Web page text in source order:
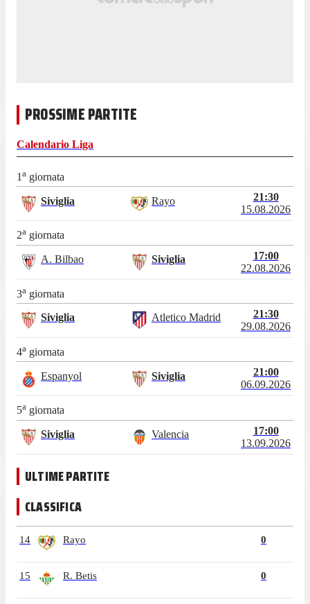
PROSSIME PARTITE
Calendario Liga
1 a giornata
Siviglia Rayo
21:30
15.08.2026
2a giornata
A. Bilbao Siviglia
17:00
22.08.2026
3a giornata
Siviglia Atletico Madrid
21:30
29.08.2026
4a giornata
Espanyol Siviglia
21:00
06.09.2026
5a giornata
Siviglia Valencia
17:00
13.09.2026
ULTIME PARTITE
CLASSIFICA
14 Rayo 0
15 R. Betis 0